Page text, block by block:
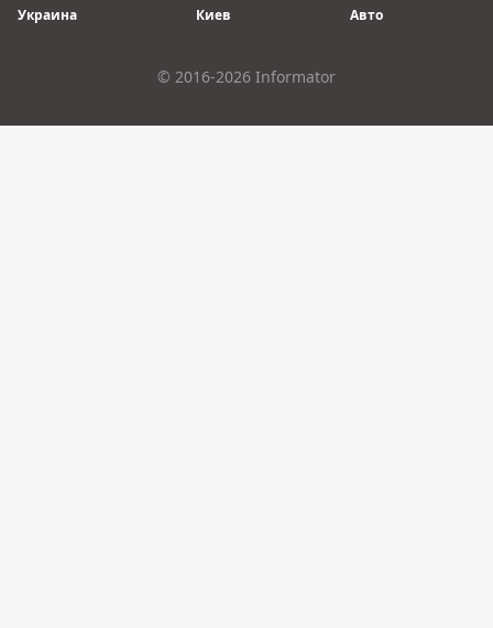
Украина
Киев
Авто
© 2016-2026 Informator